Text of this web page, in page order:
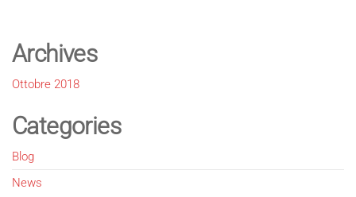
Archives
Ottobre 2018
Categories
Blog
News